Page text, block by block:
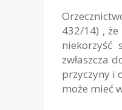
432/14) ,
niekorzyść
zwłaszcza
przyczyny i
może mieć